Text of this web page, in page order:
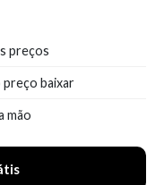
preços
preço baixar
mão